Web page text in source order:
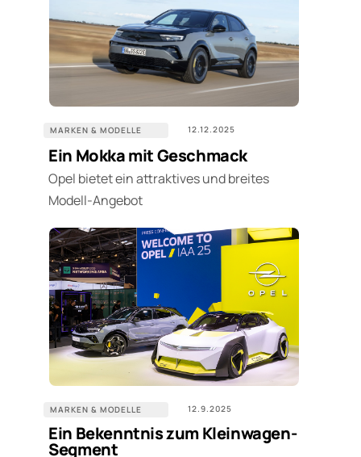
MARKEN & MODELLE 12.12.2025
Ein Mokka mit Geschmack
Opel bietet ein attraktives und breites
Modell-Angebot
MARKEN & MODELLE 12.9.2025
Ein Bekenntnis zum Kleinwagen-
Segment